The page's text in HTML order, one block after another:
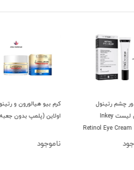
چشم رتینول
اینکی لیست Inkey
Retinol Eye
کرم بیو هیالورون و رتینول
اولاین (پلمپ بدون جعبه)
ناموجود